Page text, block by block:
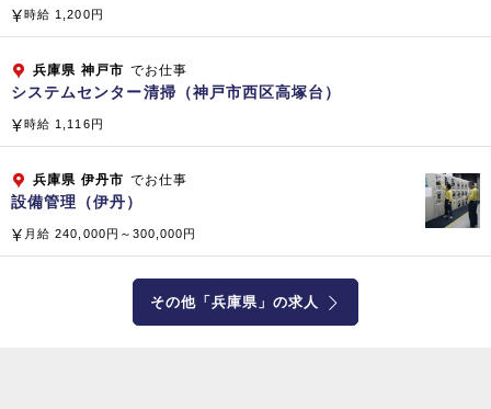
【国内】 株式会社 ベスト・プロパティ
小倉興産 株式会社
株式会社 ラボテック
株式会社 ケアホテルマネジメント
株式会社 ビーエムエス
株式会社 クリーンテック
株式会社 テクノサービス
【海外】 SINGAPORE BIKEN PTE.LTD.（シンガポール共
時給 1,200円
兵庫県 神戸市 でお仕事
システムセンター清掃（神戸市西区高塚台）
時給 1,116円
兵庫県 伊丹市 でお仕事
設備管理（伊丹）
月給 240,000円～300,000円
その他「兵庫県」の求人